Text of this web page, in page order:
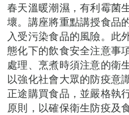
春天溫暖潮濕，有利霉菌
壞。講座將重點講授食品
入受污染食品的風險。此
態化下的飲食安全注意事
處理、烹煮時須注意的衛
以強化社會大眾的防疫意
正途購買食品，並嚴格執
原則，以確保衛生防疫及